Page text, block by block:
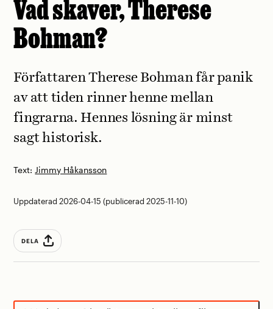
Vad skaver, Therese
Bohman?
Text: Jimmy Håkansson
Författaren Therese Bohman får panik
av att tiden rinner henne mellan
fingrarna. Hennes lösning är minst
sagt historisk.
Uppdaterad 2026-04-15 (publicerad 2025-11-10)
DELA